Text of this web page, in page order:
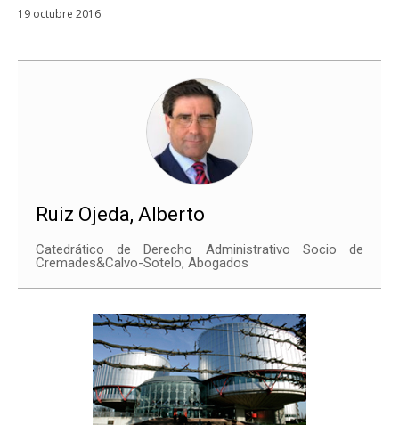
19 octubre 2016
Ruiz Ojeda, Alberto
Catedrático de Derecho Administrativo Socio de
Cremades&Calvo-Sotelo, Abogados